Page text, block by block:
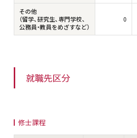
その他
（留学、研究生、専門学校、
公務員・教員をめざすなど）
0
就職先区分
修士課程